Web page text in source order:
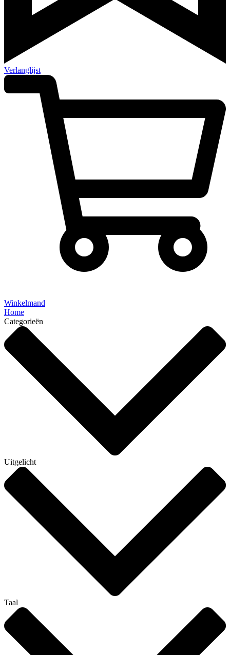
Verlanglijst
Winkelmand
Home
Categorieën
Uitgelicht
Taal